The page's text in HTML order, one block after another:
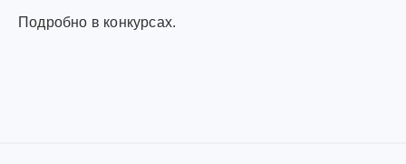
Подробно в конкурсах.